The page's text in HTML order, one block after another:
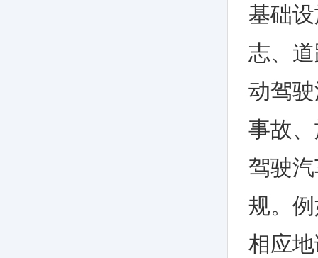
基础
志、
动驾
事故
驾驶
规。
相应